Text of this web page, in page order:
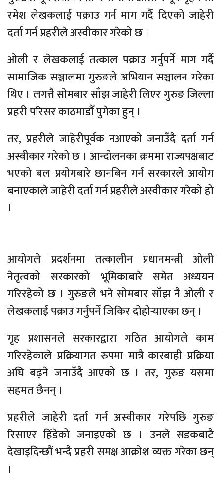
रमेश लेखकलाई पक्राउ गर्न माग गर्दै दिएको जाहेरी
दर्ता गर्न प्रहरीले अस्वीकार गरेको छ ।
ओली र लेखकलाई तत्काल पक्राउ गर्नुपर्ने माग गर्दै
सामाजिक सञ्जालमा गुरुङले अभियान सञ्चालन गरेका
थिए । लगत्तै सोमबार साँझ जाहेरी लिएर गुरुङ जिल्ला
प्रहरी परिसर काठमाडौँ पुगेका हुन् ।
तर, प्रहरीले जाहेरीपूर्वक नआएको जनाउँदै दर्ता गर्न
अस्वीकार गरेको छ । आन्दोलनका क्रममा राज्यपक्षबाट
भएको बल प्रयोगबारे छानबिन गर्न सरकारले आयोग
बनाएकाले जाहेरी दर्ता गर्न प्रहरीले अस्वीकार गरेको हो
।
आयोगले प्रदर्शनमा तत्कालीन प्रधानमन्त्री ओली
नेतृत्वको सरकारको भूमिकाबारे समेत अध्ययन
गरिरहेको छ । गुरुङले भने सोमबार साँझ नै ओली र
लेखकलाई पक्राउ गर्नुपर्ने जिकिर दोहोर्‍याएका छन् ।
गृह प्रशासनले सरकारद्वारा गठित आयोगले काम
गरिरहेकाले प्रक्रियागत रुपमा मात्रै कारबाही प्रक्रिया
अघि बढ्ने जनाउँदै आएको छ । तर, गुरुङ यसमा
सहमत छैनन् ।
प्रहरीले जाहेरी दर्ता गर्न अस्वीकार गरेपछि गुरुङ
रिसाएर हिँडेको जनाइएको छ । उनले सडकबाटै
देखाइदिन्छौं भन्दै प्रहरी समक्ष आक्रोश व्यक्त गरेका छन्
।